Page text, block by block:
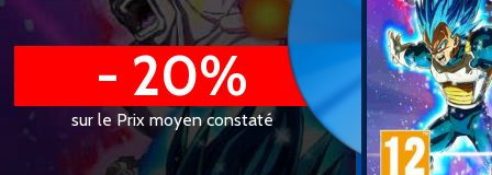
- 20%
sur le Prix moyen constaté